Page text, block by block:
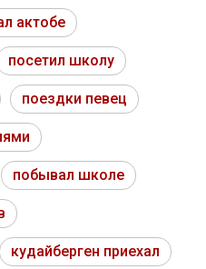
актобе
посетил школу
поездки певец
побывал школе
кудайберген приехал